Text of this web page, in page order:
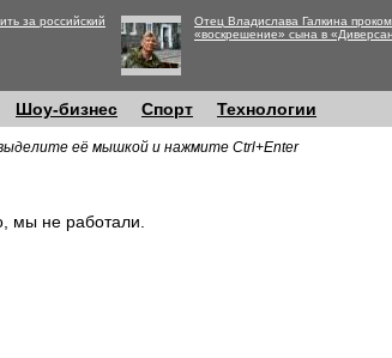
за российский
Отец Владислава Галкина
«воскрешение» сына в
Шоу-бизнес Спорт Технологии
её мышкой и нажмите Ctrl+Enter
мы не работали.